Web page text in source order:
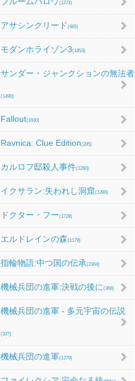
(1271)
アサシンクリード (485)
モダンホライゾン3(1853)
サンダー・ジャンクションの無法者
(1490)
Fallout(1600)
Ravnica: Clue Edition(285)
カルロフ邸殺人事件(1260)
イクサラン:失われし洞窟(1390)
ドクター・フー(1728)
エルドレインの森(1179)
指輪物語:中つ国の伝承(2364)
機械兵団の進軍:決戦の後に (366)
機械兵団の進軍 - 多元宇宙の伝説
(327)
機械兵団の進軍(1279)